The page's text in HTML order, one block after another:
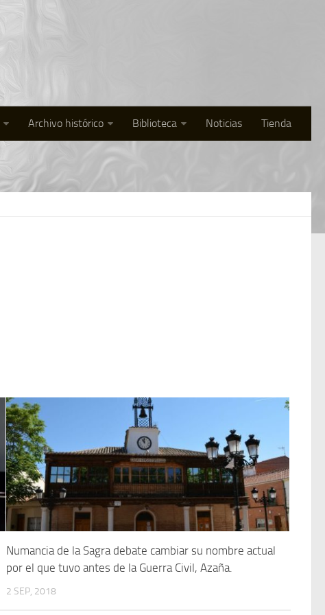
Archivo histórico Biblioteca Noticias Tienda
Numancia de la Sagra debate cambiar su nombre actual
por el que tuvo antes de la Guerra Civil, Azaña.
2 SEP, 2018